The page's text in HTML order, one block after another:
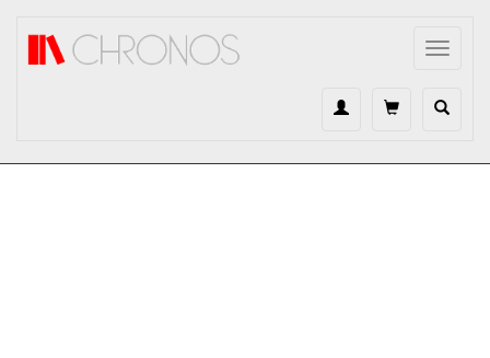
Toggle